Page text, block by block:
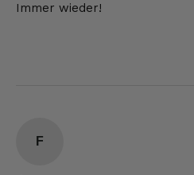
Immer wieder!
F